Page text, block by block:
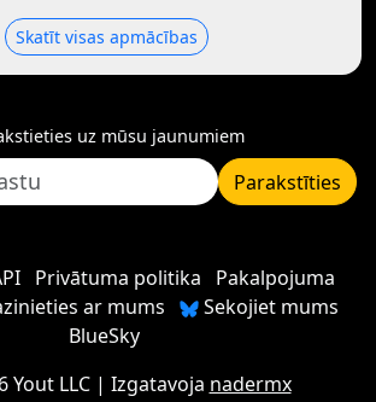
Skatīt visas apmācības
uz mūsu jaunumiem
Parakstīties
Privātuma politika
Pakalpojuma
ar mums
Sekojiet mums
BlueSky
Yout LLC| Izgatavoja nadermx